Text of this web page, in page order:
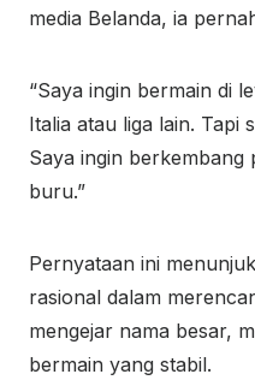
media Belanda, ia
“Saya ingin bermain di
Italia atau liga lain. Tapi
Saya ingin
buru.”
Pernyataan ini
rasional dalam
mengejar nama besar,
bermain yang stabil.